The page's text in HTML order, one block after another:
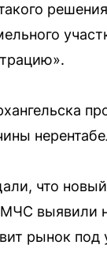
что
рынок под